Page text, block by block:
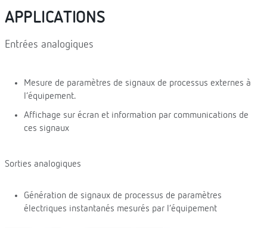
APPLICATIONS
Entrées analogiques
Mesure de paramètres de signaux de processus externes à
l’équipement.
Affichage sur écran et information par communications de
ces signaux
Sorties analogiques
Génération de signaux de processus de paramètres
électriques instantanés mesurés par l’équipement